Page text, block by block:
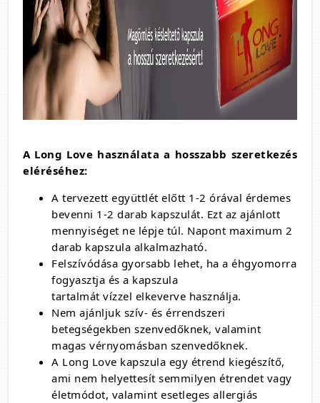
A Long Love használata a hosszabb szeretkezés
eléréséhez:
A tervezett együttlét előtt 1-2 órával érdemes
bevenni 1-2 darab kapszulát. Ezt az ajánlott
mennyiséget ne lépje túl. Napont maximum 2
darab kapszula alkalmazható.
Felszívódása gyorsabb lehet, ha a éhgyomorra
fogyasztja és a kapszula
tartalmát vízzel elkeverve használja.
Nem ajánljuk szív- és érrendszeri
betegségekben szenvedőknek, valamint
magas vérnyomásban szenvedőknek.
A Long Love kapszula egy étrend kiegészítő,
ami nem helyettesít semmilyen étrendet vagy
életmódot, valamint esetleges allergiás